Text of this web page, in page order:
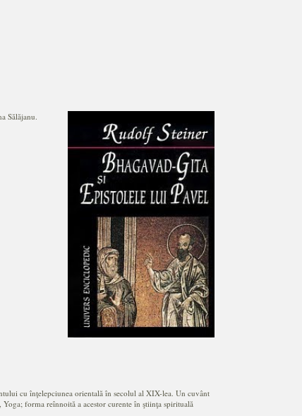
Sălăjanu.
cu înţelepciunea orientală în secolul al XIX-lea. Un cuvânt
forma reînnoită a acestor curente în ştiinţa spirituală